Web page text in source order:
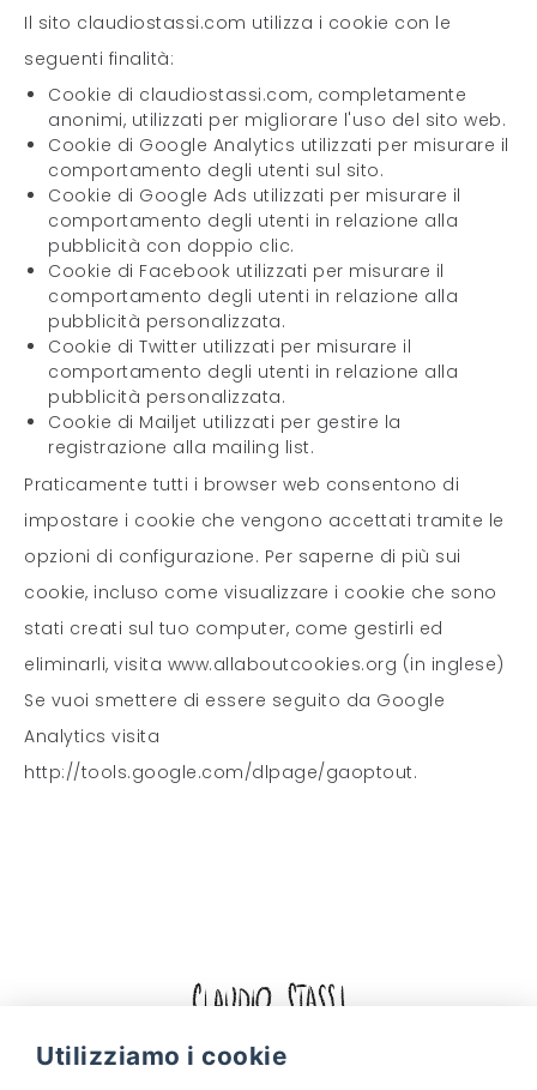
Il sito claudiostassi.com utilizza i cookie con le
seguenti finalità:
Cookie di claudiostassi.com, completamente
anonimi, utilizzati per migliorare l'uso del sito web.
Cookie di Google Analytics utilizzati per misurare il
comportamento degli utenti sul sito.
Cookie di Google Ads utilizzati per misurare il
comportamento degli utenti in relazione alla
pubblicità con doppio clic.
Cookie di Facebook utilizzati per misurare il
comportamento degli utenti in relazione alla
pubblicità personalizzata.
Cookie di Twitter utilizzati per misurare il
comportamento degli utenti in relazione alla
pubblicità personalizzata.
Cookie di Mailjet utilizzati per gestire la
registrazione alla mailing list.
Praticamente tutti i browser web consentono di
impostare i cookie che vengono accettati tramite le
opzioni di configurazione. Per saperne di più sui
cookie, incluso come visualizzare i cookie che sono
stati creati sul tuo computer, come gestirli ed
eliminarli, visita www.allaboutcookies.org (in inglese)
Se vuoi smettere di essere seguito da Google
Analytics visita
http://tools.google.com/dlpage/gaoptout.
Facebook
Utilizziamo i cookie